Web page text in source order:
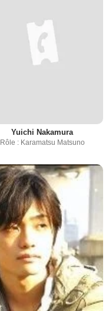
Yuichi Nakamura
Rôle : Karamatsu Matsuno